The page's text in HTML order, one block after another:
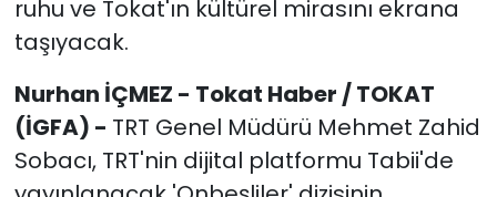
ruhu ve Tokat'ın kültürel mirasını ekrana
taşıyacak.
Nurhan İÇMEZ - Tokat Haber / TOKAT
(İGFA) - TRT Genel Müdürü Mehmet Zahid
Sobacı, TRT'nin dijital platformu Tabii'de